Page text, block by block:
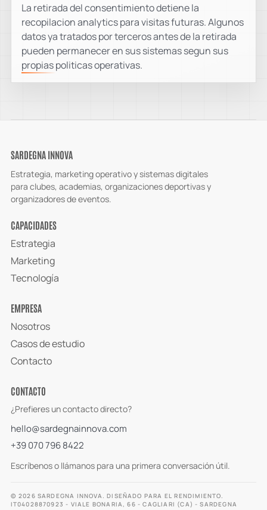
La retirada del consentimiento detiene la
recopilacion analytics para visitas futuras. Algunos
datos ya tratados por terceros antes de la retirada
pueden permanecer en sus sistemas segun sus
propias politicas operativas.
SARDEGNA INNOVA
Estrategia, marketing operativo y sistemas digitales
para clubes, academias, organizaciones deportivas y
organizadores de eventos.
CAPACIDADES
Estrategia
Marketing
Tecnología
EMPRESA
Nosotros
Casos de estudio
Contacto
CONTACTO
¿Prefieres un contacto directo?
hello@sardegnainnova.com
+39 070 796 8422
Escríbenos o llámanos para una primera conversación útil.
© 2026 SARDEGNA INNOVA. DISEÑADO PARA EL RENDIMIENTO.
IT04028870923 - VIALE BONARIA, 66 - CAGLIARI (CA) - SARDEGNA